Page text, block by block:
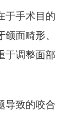
于手术目的
面畸形、
于调整面部
导致的咬合